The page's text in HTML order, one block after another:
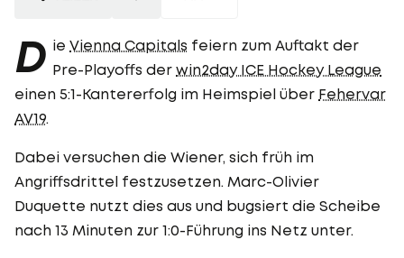
D ie Vienna Capitals feiern zum Auftakt der
Pre-Playoffs der win2day ICE Hockey League
einen 5:1-Kantererfolg im Heimspiel über Fehervar
AV19.
Dabei versuchen die Wiener, sich früh im
Angriffsdrittel festzusetzen. Marc-Olivier
Duquette nutzt dies aus und bugsiert die Scheibe
nach 13 Minuten zur 1:0-Führung ins Netz unter.